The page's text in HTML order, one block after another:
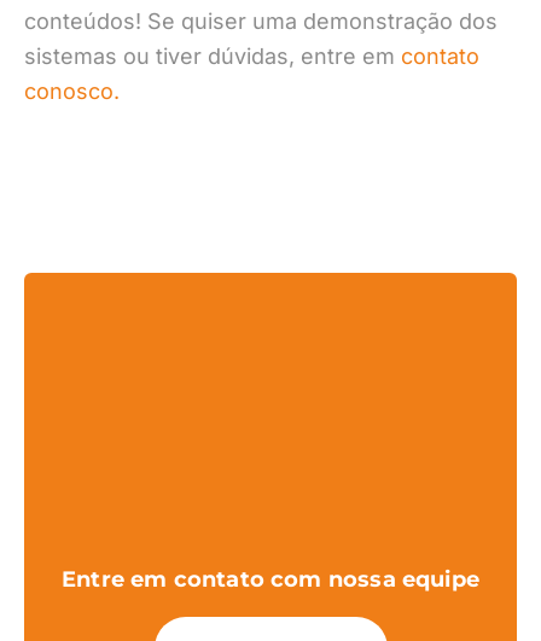
conteúdos! Se quiser uma demonstração dos
sistemas ou tiver dúvidas, entre em contato
conosco.
Entre em contato com nossa equipe